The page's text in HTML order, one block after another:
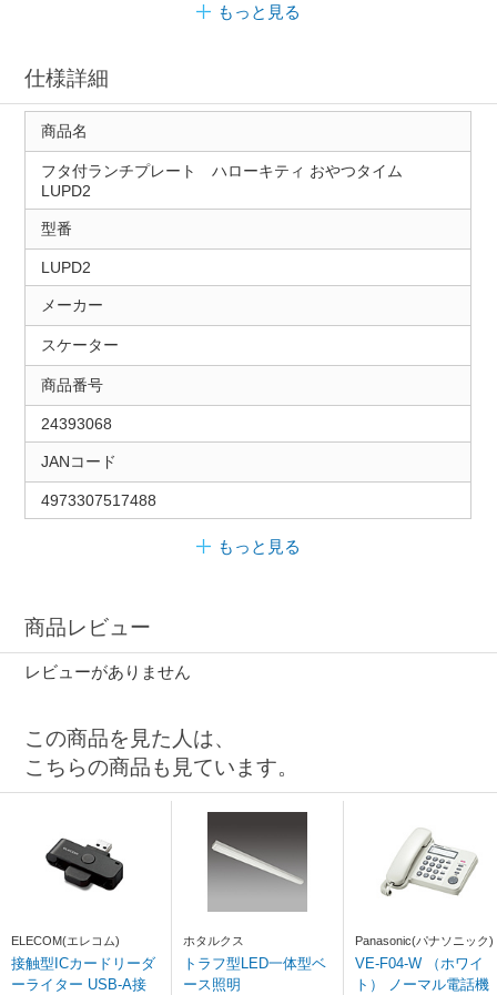
もっと見る
仕様詳細
商品名
フタ付ランチプレート ハローキティ おやつタイム
LUPD2
型番
LUPD2
メーカー
スケーター
商品番号
24393068
JANコード
4973307517488
もっと見る
商品レビュー
レビューがありません
この商品を見た人は、
こちらの商品も見ています。
ELECOM(エレコム)
接触型ICカードリーダ
ーライター USB-A接
ホタルクス
トラフ型LED一体型ベ
ース照明
Panasonic(パナソニック)
VE-F04-W （ホワイ
ト） ノーマル電話機